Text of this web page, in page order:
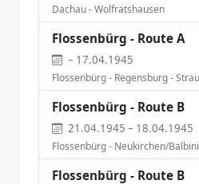
Dachau - Wolfratshausen
Flossenbürg - Route A
– 17.04.1945
Flossenbürg - Regensburg -
Flossenbürg - Route B
21.04.1945 – 18.04.1945
Flossenbürg - Neukirchen/Balbini
Flossenbürg - Route B